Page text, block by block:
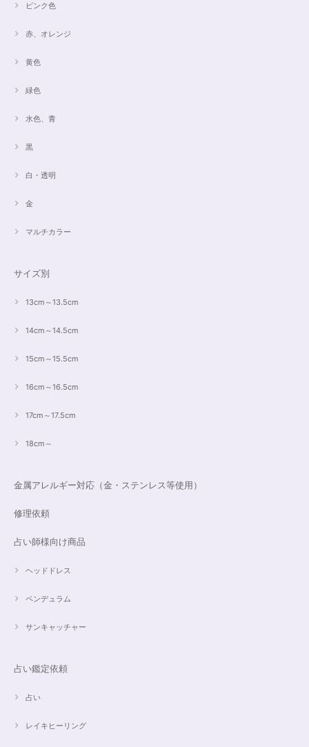
ピンク色
赤、オレンジ
黄色
緑色
水色、青
黒
白・透明
金
マルチカラー
サイズ別
13cm～13.5cm
14cm～14.5cm
15cm～15.5cm
16cm～16.5cm
17cm～17.5cm
18cm～
金属アレルギー対応（金・ステンレス等使用）
修理依頼
占い師様向け商品
ヘッドドレス
ペンデュラム
サンキャッチャー
占い鑑定依頼
占い
レイキヒーリング